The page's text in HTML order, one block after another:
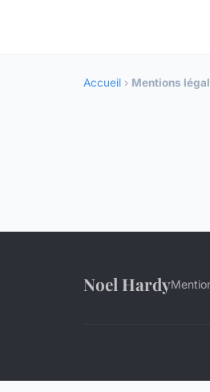
Accueil › Mentions
Noel Hardy